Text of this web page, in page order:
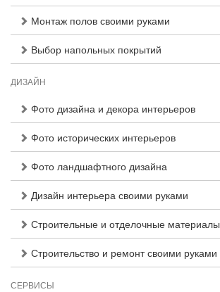
Монтаж полов своими руками
Выбор напольных покрытий
ДИЗАЙН
Фото дизайна и декора интерьеров
Фото исторических интерьеров
Фото ландшафтного дизайна
Дизайн интерьера своими руками
Строительные и отделочные материалы
Строительство и ремонт своими руками
СЕРВИСЫ